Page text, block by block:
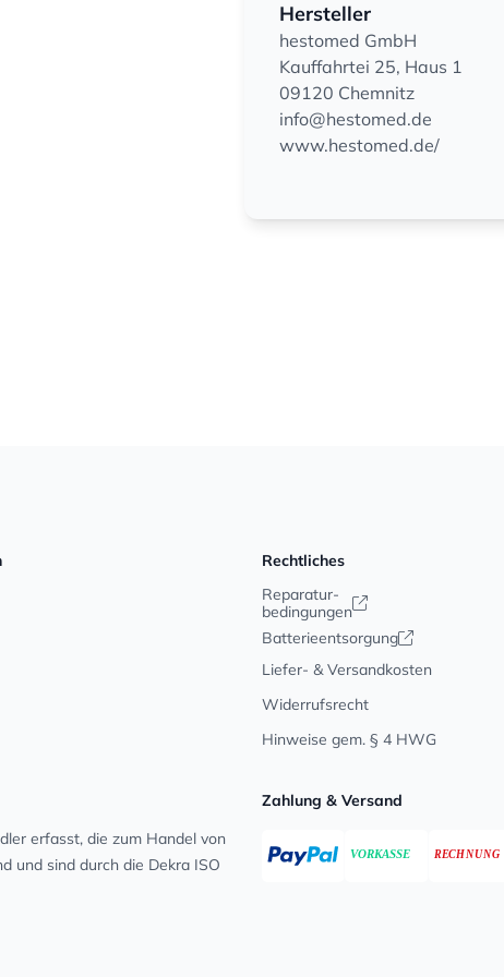
Hersteller
hestomed GmbH
Kauffahrtei 25, Haus 1
09120 Chemnitz
info@hestomed.de
www.hestomed.de/
Rechtliches
Reparatur-
bedingungen
Batterieentsorgung
Liefer- & Versandkosten
Widerrufsrecht
Hinweise gem. § 4 HWG
erfasst, die zum Handel von
und sind durch die Dekra ISO
Zahlung & Versand